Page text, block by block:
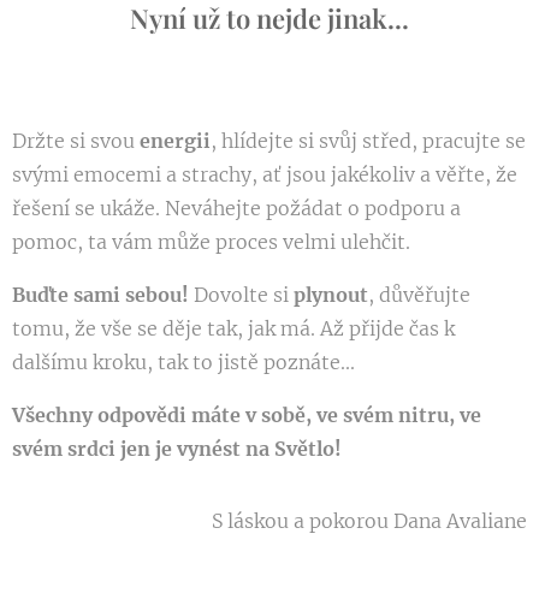
Nyní už to nejde jinak...
Držte si svou energii, hlídejte si svůj střed, pracujte se
svými emocemi a strachy, ať jsou jakékoliv a věřte, že
řešení se ukáže. Neváhejte požádat o podporu a
pomoc, ta vám může proces velmi ulehčit.
Buďte sami sebou! Dovolte si plynout, důvěřujte
tomu, že vše se děje tak, jak má. Až přijde čas k
dalšímu kroku, tak to jistě poznáte...
Všechny odpovědi máte v sobě, ve svém nitru, ve
svém srdci jen je vynést na Světlo!
S láskou a pokorou Dana Avaliane